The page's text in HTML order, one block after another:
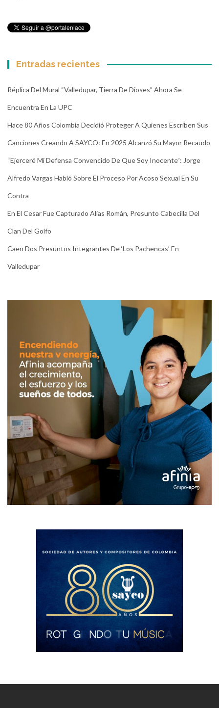
Entradas recientes
Réplica Del Mural “Valledupar, Tierra De Dioses” Ahora Se
Encuentra En La UPC
Hace 80 Años Colombia Decidió Proteger A Quienes Escriben Sus
Canciones Creando A SAYCO: En 2025 Alcanzó Su Mayor Recaudo
“Ejerceré Mi Defensa Convencido De Que Soy Inocente”: Jorge
Alfredo Vargas Habló Sobre El Proceso Por Acoso Sexual En Su
Contra
En El Cesar Fue Capturado Alias Román, Presunto Cabecilla Del
Clan Del Golfo
Caen Dos Presuntos Integrantes De ‘Los Pachencas’ En
Valledupar